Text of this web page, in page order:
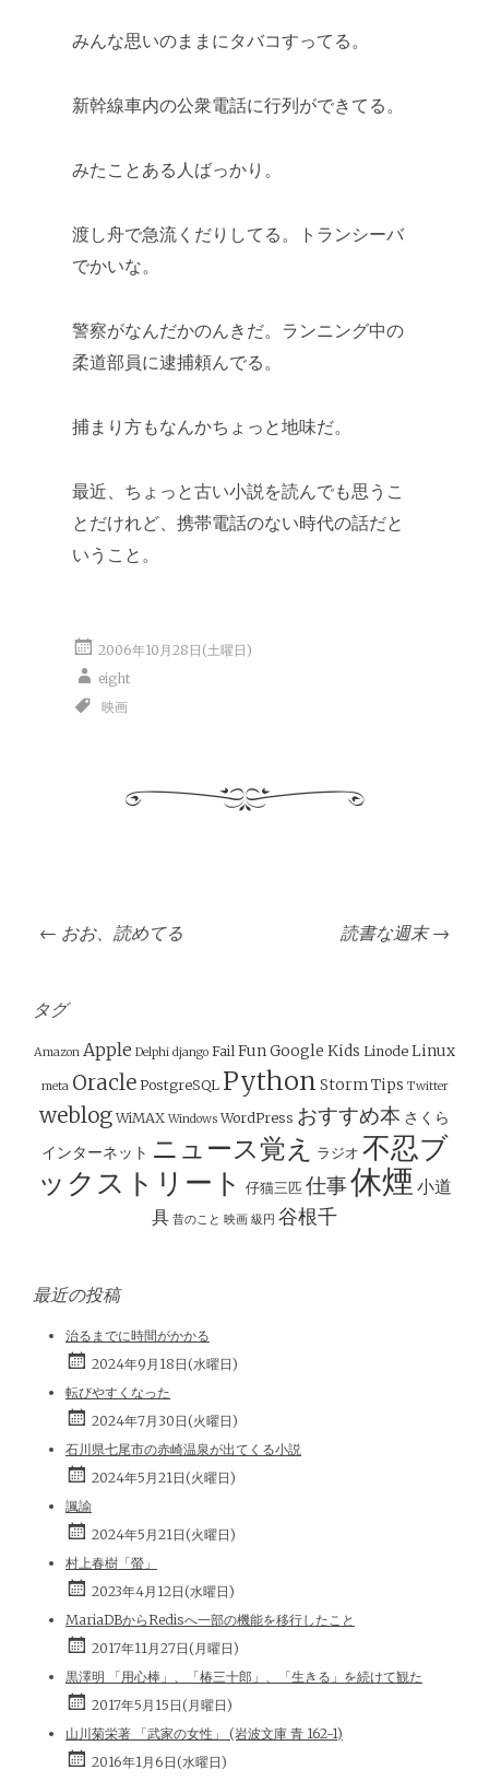
みんな思いのままにタバコすってる。
新幹線車内の公衆電話に行列ができてる。
みたことある人ばっかり。
渡し舟で急流くだりしてる。トランシーバ
でかいな。
警察がなんだかのんきだ。ランニング中の
柔道部員に逮捕頼んでる。
捕まり方もなんかちょっと地味だ。
最近、ちょっと古い小説を読んでも思うこ
とだけれど、携帯電話のない時代の話だと
いうこと。
2006年10月28日(土曜日)
eight
映画
投
稿
ナ
ビ
ゲ
ー
シ
ョ
ン
← おお、読めてる 読書な週末→
タグ
Amazon Apple Delphi django Fail FunGoogle Kids Linode Linux
meta Oracle PostgreSQL Python StormTips Twitter
weblog WiMAX Windows WordPress おすすめ本 さくら
インターネット ニュース覚え ラジオ 不忍ブ
ックストリート
仔猫三匹 仕事休煙 小道
具 昔のこと 映画 級円 谷根千
最近の投稿
治るまでに時間がかかる
2024年9月18日(水曜日)
転びやすくなった
2024年7月30日(火曜日)
石川県七尾市の赤崎温泉が出てくる小説
2024年5月21日(火曜日)
諷諭
2024年5月21日(火曜日)
村上春樹「螢」
2023年4月12日(水曜日)
MariaDBからRedisへ一部の機能を移行したこと
2017年11月27日(月曜日)
黒澤明 「用心棒」、「椿三十郎」、「生きる」を続けて観た
2017年5月15日(月曜日)
山川菊栄著 「武家の女性」 (岩波文庫 青 162-1)
2016年1月6日(水曜日)